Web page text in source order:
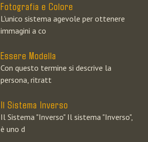
Fotografia e Colore
L'unico sistema agevole per ottenere
immagini a co
Essere Modella
Con questo termine si descrive la
persona, ritratt
Il Sistema Inverso
Il Sistema "Inverso" Il sistema "Inverso",
è uno d